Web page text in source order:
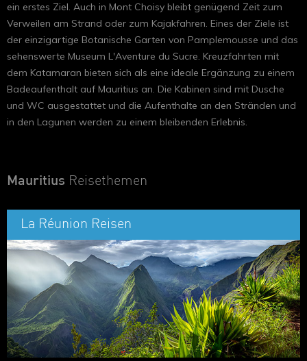
ein erstes Ziel. Auch in Mont Choisy bleibt genügend Zeit zum
Verweilen am Strand oder zum Kajakfahren. Eines der Ziele ist
der einzigartige Botanische Garten von Pamplemousse und das
sehenswerte Museum L'Aventure du Sucre. Kreuzfahrten mit
dem Katamaran bieten sich als eine ideale Ergänzung zu einem
Badeaufenthalt auf Mauritius an. Die Kabinen sind mit Dusche
und WC ausgestattet und die Aufenthalte an den Stränden und
in den Lagunen werden zu einem bleibenden Erlebnis.
Mauritius Reisethemen
La Réunion Reisen